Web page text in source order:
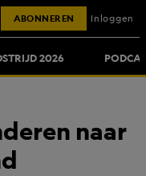
2026
ABONNEREN Inloggen
naar